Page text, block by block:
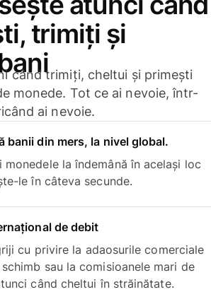
trimiți și
când trimiți, cheltui și primești
monede. Tot ce ai nevoie, într-
ai nevoie.
banii din mers, la nivel global.
monedele la îndemână în același loc
le în câteva secunde.
de debit
cu privire la adaosurile comerciale
sau la comisioanele mari de
când cheltui în străinătate.